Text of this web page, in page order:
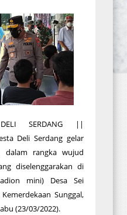
DELI SERDANG ||
Deli Serdang gelar
dalam rangka wujud
diselenggarakan di
mini) Desa Sei
Sunggal,
(23/03/2022).